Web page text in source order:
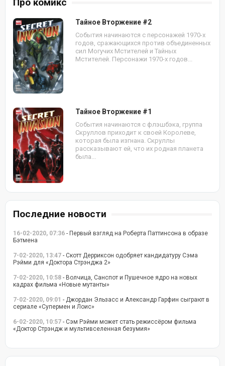
Тайное Вторжение #2
События начинаются с персонажей 1970-х
годов, сражающихся против объединенных
сил Могучих Мстителей и Тайных
Мстителей. Персонажи 1970-х годов...
Тайное Вторжение #1
События начинаются с флэшбэка, группа
Скруллов приходит к своей Королеве,
которая была изгнана. Скруллы
рассказывают ей, что их родная планета
была...
Последние новости
16-02-2020, 07:36 - Первый взгляд на Роберта Паттинсона в образе
Бэтмена
7-02-2020, 13:47 - Скотт Дерриксон одобряет кандидатуру Сэма
Рэйми для «Доктора Стрэнджа 2»
7-02-2020, 10:58 - Волчица, Санспот и Пушечное ядро на новых
кадрах фильма «Новые мутанты»
7-02-2020, 09:01 - Джордан Эльзасс и Александр Гарфин сыграют в
сериале «Супермен и Лоис»
6-02-2020, 10:57 - Сэм Рэйми может стать режиссёром фильма
«Доктор Стрэндж и мультивселенная безумия»